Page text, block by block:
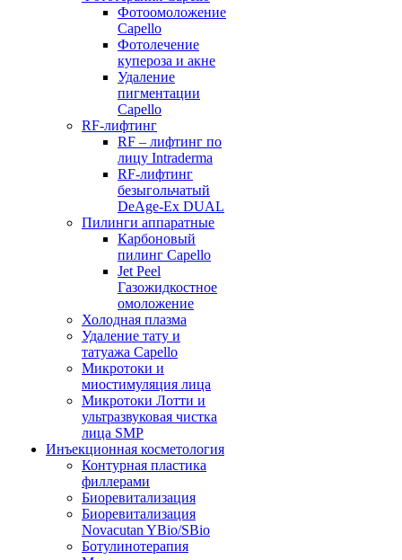
Фотоомоложение
Capello
Фотолечение
купероза и акне
Удаление
пигментации
Capello
RF-лифтинг
RF – лифтинг по
лицу Intraderma
RF-лифтинг
безыгольчатый
DeAge-Ex DUAL
Пилинги аппаратные
Карбоновый
пилинг Capello
Jet Peel
Газожидкостное
омоложение
Холодная плазма
Удаление тату и
татуажа Capello
Микротоки и
миостимуляция лица
Микротоки Лотти и
ультразвуковая чистка
лица SMP
Инъекционная косметология
Контурная пластика
филлерами
Биоревитализация
Биоревитализация
Novacutan YBio/SBio
Ботулинотерапия